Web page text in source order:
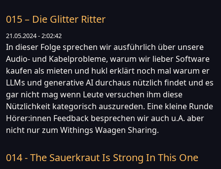
015 – Die Glitter Ritter
21.05.2024 - 2:02:42
In dieser Folge sprechen wir ausführlich über unsere
Audio- und Kabelprobleme, warum wir lieber Software
kaufen als mieten und hukl erklärt noch mal warum er
LLMs und generative AI durchaus nützlich findet und es
gar nicht mag wenn Leute versuchen ihm diese
Nützlichkeit kategorisch auszureden. Eine kleine Runde
Hörer:innen Feedback besprechen wir auch u.A. aber
nicht nur zum Withings Waagen Sharing.
014 - The Sauerkraut Is Strong In This One